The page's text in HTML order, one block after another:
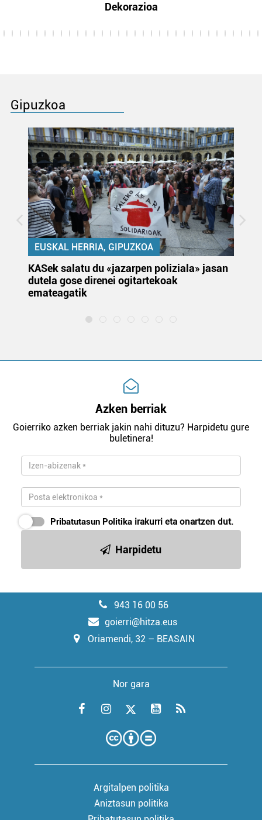
Dekorazioa
Gipuzkoa
EUSKAL HERRIA, GIPUZKOA
KASek salatu du «jazarpen poliziala» jasan
dutela gose direnei ogitartekoak
emateagatik
Azken berriak
Goierriko azken berriak jakin nahi dituzu? Harpidetu gure
buletinera!
Pribatutasun Politika irakurri eta onartzen dut.
Harpidetu
943 16 00 56
goierri@hitza.eus
Oriamendi, 32 – BEASAIN
Nor gara
Argitalpen politika
Aniztasun politika